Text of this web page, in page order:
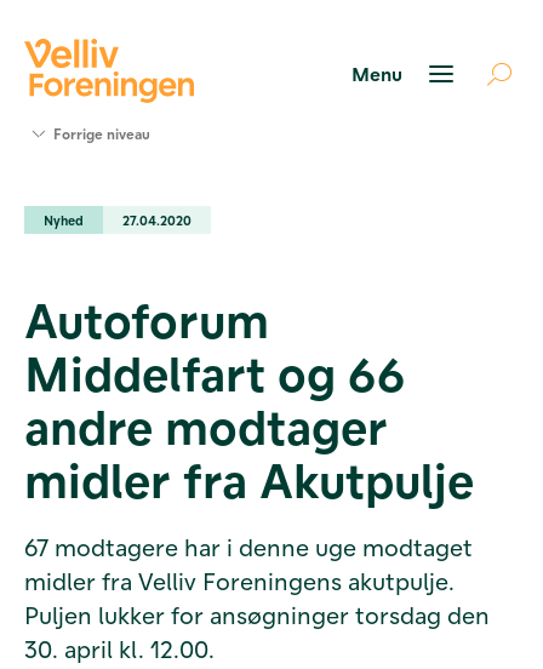
Værktøjer
Foreningen
Kontakt
os
Forrige niveau
Nyhed 27.04.2020
Autoforum
Middelfart og 66
andre modtager
midler fra Akutpulje
67 modtagere har i denne uge modtaget
midler fra Velliv Foreningens akutpulje.
Puljen lukker for ansøgninger torsdag den
30. april kl. 12.00.